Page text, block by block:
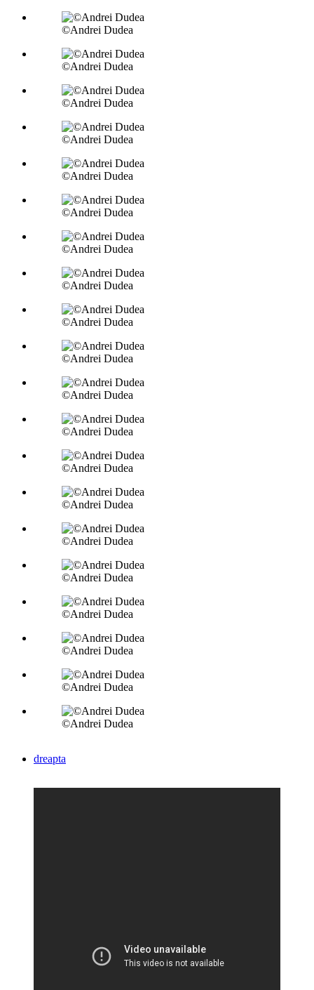
©Andrei Dudea
©Andrei Dudea
©Andrei Dudea
©Andrei Dudea
©Andrei Dudea
©Andrei Dudea
©Andrei Dudea
©Andrei Dudea
©Andrei Dudea
©Andrei Dudea
©Andrei Dudea
©Andrei Dudea
©Andrei Dudea
©Andrei Dudea
©Andrei Dudea
©Andrei Dudea
©Andrei Dudea
©Andrei Dudea
©Andrei Dudea
©Andrei Dudea
dreapta